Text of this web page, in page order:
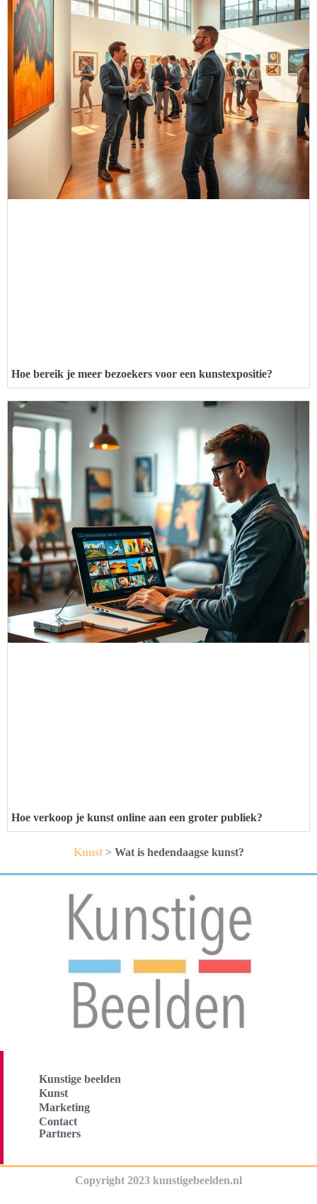
Hoe bereik je meer bezoekers voor een kunstexpositie?
Hoe verkoop je kunst online aan een groter publiek?
Kunst> Wat is hedendaagse kunst?
Kunstige beelden
Kunst
Marketing
Contact
Partners
Copyright 2023 kunstigebeelden.nl